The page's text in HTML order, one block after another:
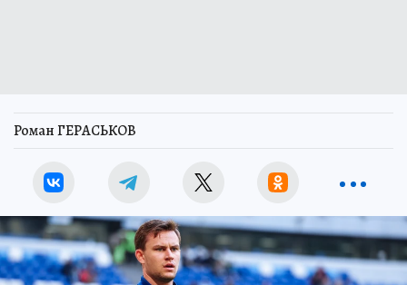
Роман ГЕРАСЬКОВ